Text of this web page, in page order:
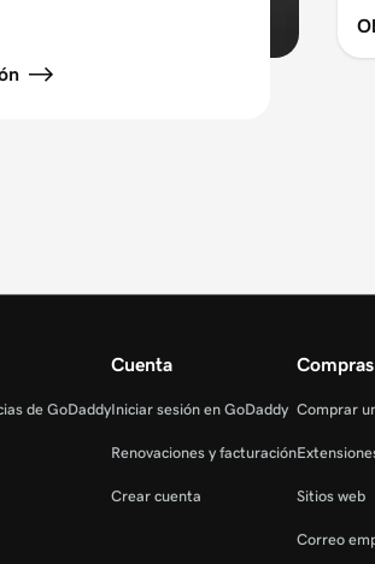
de GoDaddy
Cuenta
Iniciar sesión en GoDaddy
Renovaciones y facturación
Crear cuenta
Compras
Comprar
Sitios web
Correo